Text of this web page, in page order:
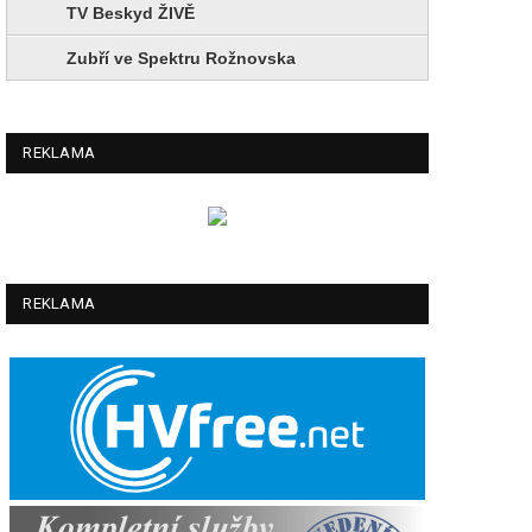
TV Beskyd ŽIVĚ
Zubří ve Spektru Rožnovska
REKLAMA
REKLAMA